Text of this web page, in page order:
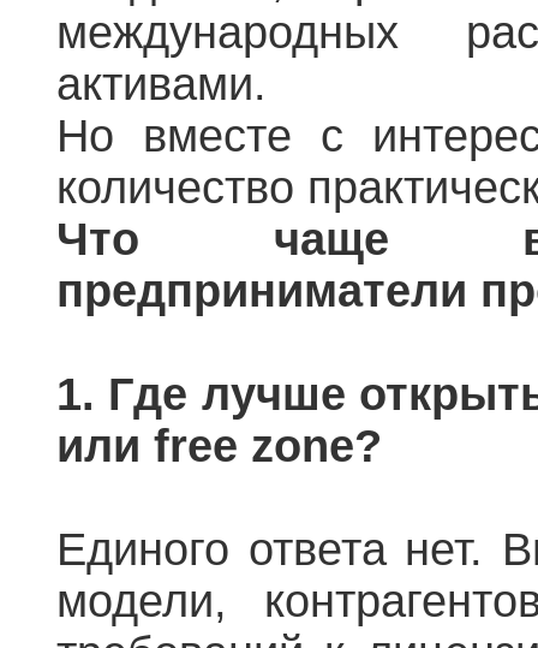
международных
активами.
Но вместе с
количество
Что чаще
предприниматели
1. Где лучше
или free zone?
Единого ответа нет.
модели,